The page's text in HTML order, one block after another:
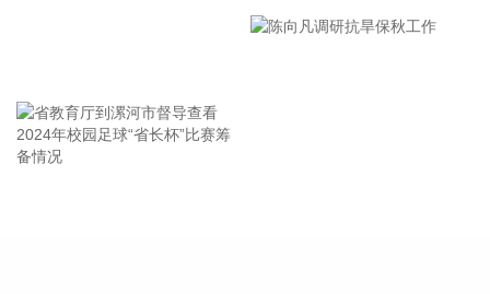
国家统计局：2026年7月份，全国工业生产者出厂价格同比上
上年同期上涨1.8%，工业生产者购进价格上涨2.8%。
2026-08-09 09:32:29
市安全生产工作会议精神部署